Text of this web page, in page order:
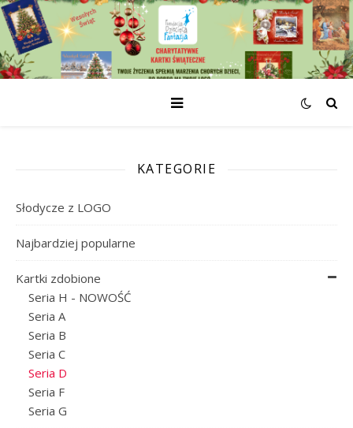
KATEGORIE
Słodycze z LOGO
Najbardziej popularne
Kartki zdobione
Seria H - NOWOŚĆ
Seria A
Seria B
Seria C
Seria D
Seria F
Seria G